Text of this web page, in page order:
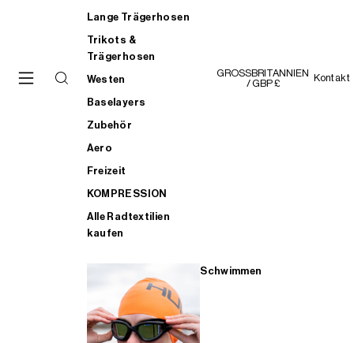
Lange Trägerhosen
Trikots &
Trägerhosen
Westen
Baselayers
Zubehör
Aero
Freizeit
KOMPRESSION
Alle Radtextilien
kaufen
Schwimmen
GROSSBRITANNIEN
/ GBP £
Kontakt